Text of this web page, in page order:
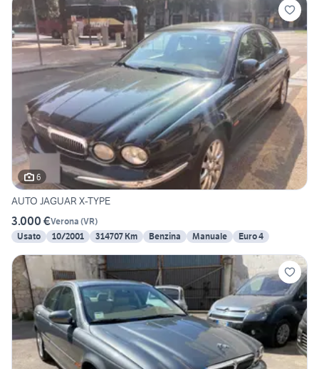
6
AUTO JAGUAR X-TYPE
3.000 €Verona (VR)
Usato
10/2001 314707 Km Benzina Manuale Euro 4